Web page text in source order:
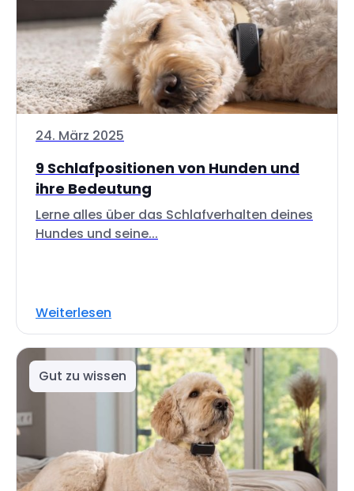
24. März 2025
9 Schlafpositionen von Hunden und
ihre Bedeutung
Lerne alles über das Schlafverhalten deines
Hundes und seine...
Weiterlesen
Gut zu wissen